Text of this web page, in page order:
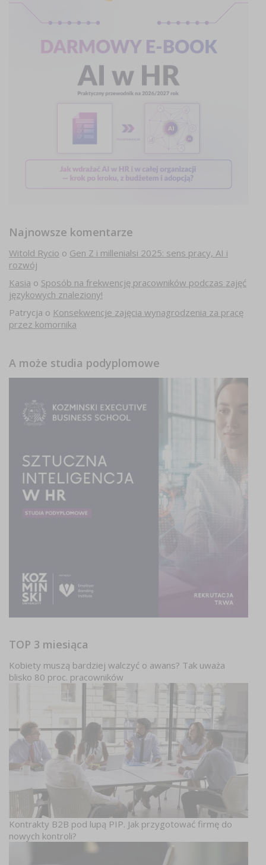
Najnowsze komentarze
Witold Rycio o Gen Z i millenialsi 2025: sens pracy, AI i
rozwój
Kasia o Sposób na frekwencję pracowników podczas zajęć
językowych znaleziony!
Patrycja o Konsekwencje zajęcia wynagrodzenia za pracę
przez komornika
A może studia podyplomowe
TOP 3 miesiąca
Kobiety muszą bardziej walczyć o awans? Tak uważa
blisko 80 proc. pracowników
Kontrakty B2B pod lupą PIP. Jak przygotować firmę do
nowych kontroli?